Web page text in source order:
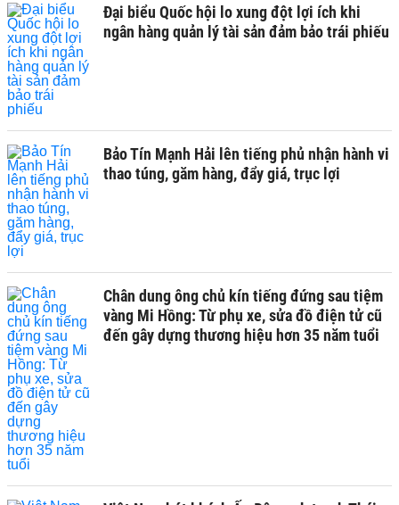
Đại biểu Quốc hội lo xung đột lợi ích khi
ngân hàng quản lý tài sản đảm bảo trái phiếu
Bảo Tín Mạnh Hải lên tiếng phủ nhận hành vi
thao túng, găm hàng, đẩy giá, trục lợi
Chân dung ông chủ kín tiếng đứng sau tiệm
vàng Mi Hồng: Từ phụ xe, sửa đồ điện tử cũ
đến gây dựng thương hiệu hơn 35 năm tuổi